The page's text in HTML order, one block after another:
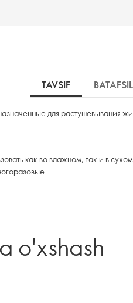
TAVSIF
для растушёвывания
как во влажном, так и в
o'xshash